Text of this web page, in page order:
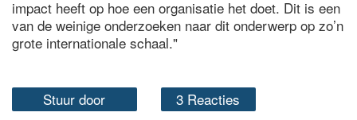
impact heeft op hoe een organisatie het doet. Dit is een
van de weinige onderzoeken naar dit onderwerp op zo’n
grote internationale schaal."
Stuur door 3 Reacties